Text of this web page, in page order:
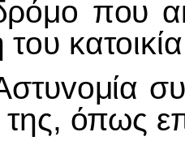
o πoυ
τoυ κατo
voμία συ
της, όπως